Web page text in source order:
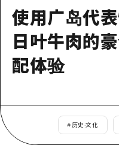
世界遗
学习·体
治愈
自然
宫岛周
东山口
一日游
1晚2天
东山口
爱媛
次要流
设施拥
广岛表
广岛免
新闻
使用广岛代
日叶牛肉的
配体验
# 历史·文化